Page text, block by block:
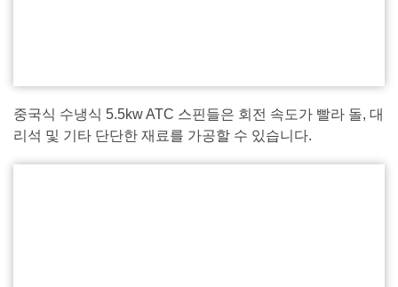
중국식 수냉식 5.5kw ATC 스핀들은 회전 속도가 빨라 돌, 대
리석 및 기타 단단한 재료를 가공할 수 있습니다.